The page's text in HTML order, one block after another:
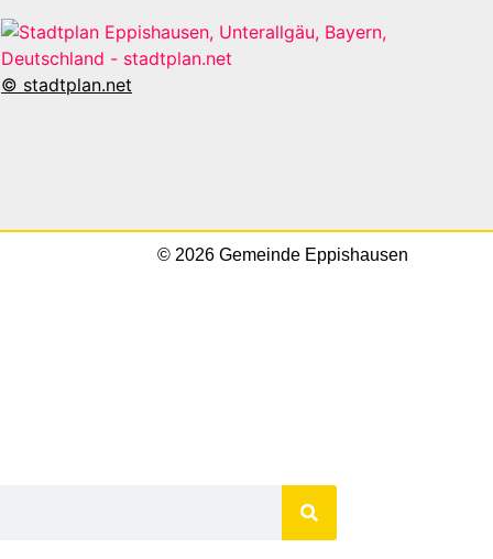
© stadtplan.net
© 2026 Gemeinde Eppishausen